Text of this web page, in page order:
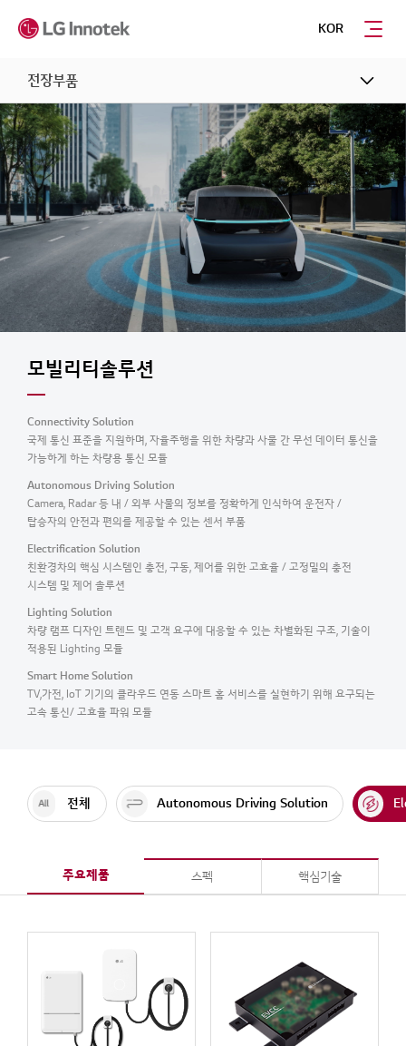
KOR
전장부품
모빌리티솔루션​
Connectivity Solution
국제 통신 표준을 지원하며, 자율주행을 위한 차량과 사물 간 무선 데이터 통신을
가능하게 하는 차량용 통신 모듈
Autonomous Driving Solution
Camera, Radar 등 내 / 외부 사물의 정보를 정확하게 인식하여 운전자 /
탑승자의 안전과 편의를 제공할 수 있는 센서 부품
Electrification Solution
친환경차의 핵심 시스템인 충전, 구동, 제어를 위한 고효율 / 고정밀의 충전
시스템 및 제어 솔루션
Lighting Solution
차량 램프 디자인 트렌드 및 고객 요구에 대응할 수 있는 차별화된 구조, 기술이
적용된 Lighting 모듈
Smart Home Solution​
TV,가전, IoT 기기의 클라우드 연동 스마트 홈 서비스를 실현하기 위해 ​ 요구되는
고속 통신/ 고효율 파워 모듈
전체 Autonomous Driving Solution
주요제품 스펙 핵심기술